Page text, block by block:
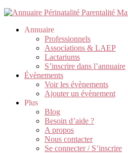
Annuaire
Professionnels
Associations & LAEP
Lactariums
S’inscrire dans l’annuaire
Évènements
Voir les évènements
Ajouter un évènement
Plus
Blog
Besoin d’aide ?
A propos
Nous contacter
Se connecter / S’inscrire